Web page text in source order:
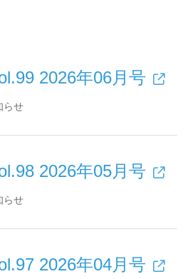
2026年06月号
らせ
2026年05月号
らせ
2026年04月号